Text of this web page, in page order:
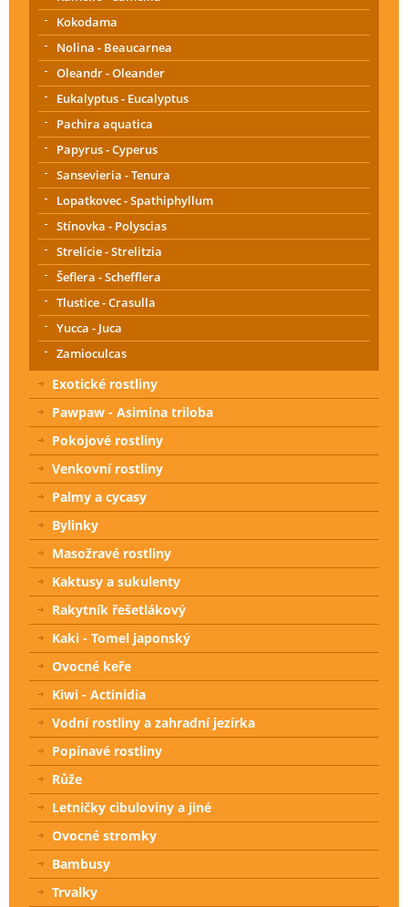
Kokodama
Nolina - Beaucarnea
Oleandr - Oleander
Eukalyptus - Eucalyptus
Pachira aquatica
Papyrus - Cyperus
Sansevieria - Tenura
Lopatkovec - Spathiphyllum
Stínovka - Polyscias
Strelície - Strelitzia
Šeflera - Schefflera
Tlustice - Crasulla
Yucca - Juca
Zamioculcas
Exotické rostliny
Pawpaw - Asimina triloba
Pokojové rostliny
Venkovní rostliny
Palmy a cycasy
Bylinky
Masožravé rostliny
Kaktusy a sukulenty
Rakytník řešetlákový
Kaki - Tomel japonský
Ovocné keře
Kiwi - Actinidia
Vodní rostliny a zahradní jezírka
Popínavé rostliny
Růže
Letničky cibuloviny a jiné
Ovocné stromky
Bambusy
Trvalky